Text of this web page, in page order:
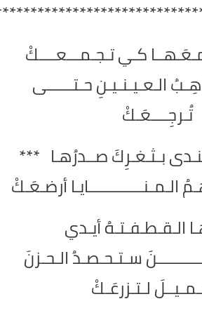
كـي تـجـمـــعــــكْ
الـعـيـنـيـنِ حـتــــــى
تُـرجِــــعَـكْ
بـثـغـرِكَ صــدرُهـا ***
أرضـعَـكْ
الـقـطـفـتـهُ أيـدي
سـتـحـصـدُ الـحـزنَ
لـتـزرعَـكْ